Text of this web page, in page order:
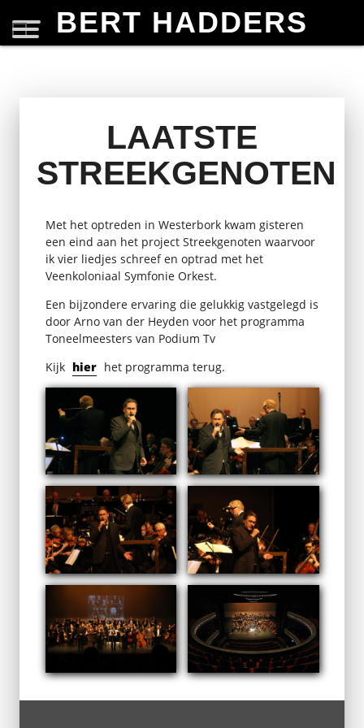
BERT HADDERS
LAATSTE
STREEKGENOTEN
Met het optreden in Westerbork kwam gisteren
een eind aan het project Streekgenoten waarvoor
ik vier liedjes schreef en optrad met het
Veenkoloniaal Symfonie Orkest.
Een bijzondere ervaring die gelukkig vastgelegd is
door Arno van der Heyden voor het programma
Toneelmeesters van Podium Tv
Kijk hier het programma terug.